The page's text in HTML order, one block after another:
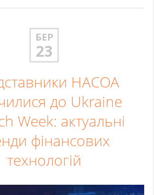
БЕР
23
НАСОА
до Ukraine
Week: актуальні
фінансових
технологій